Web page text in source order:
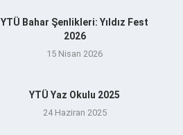
YTÜ Bahar Şenlikleri: Yıldız Fest
2026
15 Nisan 2026
YTÜ Yaz Okulu 2025
24 Haziran 2025